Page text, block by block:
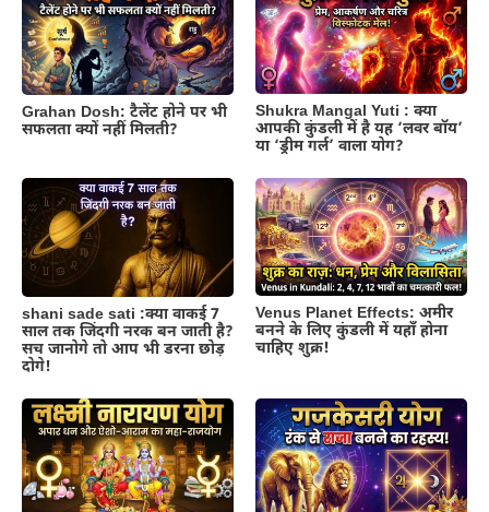
Grahan Dosh: टैलेंट होने पर भी
सफलता क्यों नहीं मिलती?
Shukra Mangal Yuti : क्या
आपकी कुंडली में है यह ‘लवर बॉय’
या ‘ड्रीम गर्ल’ वाला योग?
shani sade sati :क्या वाकई 7
साल तक जिंदगी नरक बन जाती है?
सच जानोगे तो आप भी डरना छोड़
दोगे!
Venus Planet Effects: अमीर
बनने के लिए कुंडली में यहाँ होना
चाहिए शुक्र!